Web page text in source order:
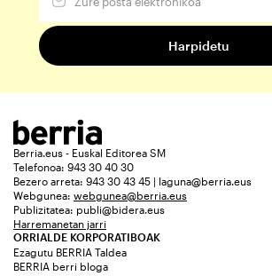
Berria.eus - Euskal Editorea SM
Telefonoa: 943 30 40 30
Bezero arreta: 943 30 43 45 | laguna@berria.eus
Webgunea: webgunea@berria.eus
Publizitatea: publi@bidera.eus
Harremanetan jarri
ORRIALDE KORPORATIBOAK
Ezagutu BERRIA Taldea
BERRIA berri bloga